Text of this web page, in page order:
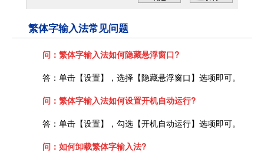
繁体字输入法常见问题
问：繁体字输入法如何隐藏悬浮窗口?
答：单击【设置】，选择【隐藏悬浮窗口】选项即可。
问：繁体字输入法如何设置开机自动运行?
答：单击【设置】，勾选【开机自动运行】选项即可。
问：如何卸载繁体字输入法?